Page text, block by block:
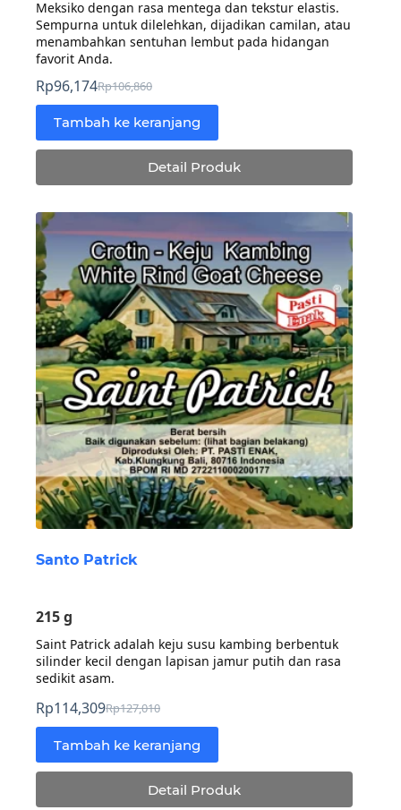
Meksiko dengan rasa mentega dan tekstur elastis.
Sempurna untuk dilelehkan, dijadikan camilan, atau
menambahkan sentuhan lembut pada hidangan
favorit Anda.
Rp106,860
Harga
aslinya
adalah:
Rp106,860.
Rp96,174Harga
saat
ini
adalah:
Rp96,174.
Tambah ke keranjang
Detail Produk
Santo Patrick
215 g
Saint Patrick adalah keju susu kambing berbentuk
silinder kecil dengan lapisan jamur putih dan rasa
sedikit asam.
Rp127,010
Harga
aslinya
adalah:
Rp127,010.
Rp114,309Harga
saat
ini
adalah:
Rp114,309.
Tambah ke keranjang
Detail Produk